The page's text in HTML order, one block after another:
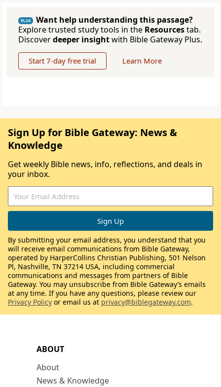
PLUS
Want help understanding this passage?
Explore trusted study tools in the Resourcestab.
Discoverdeeper insightwith Bible Gateway Plus.
Start 7-day free trial Learn More
ABOUT
About
News & Knowledge
Sign Up for Bible Gateway: News &
Knowledge
Get weekly Bible news, info, reflections, and deals in
your inbox.
By submitting your email address, you understand that you
will receive email communications from Bible Gateway,
operated by HarperCollins Christian Publishing, 501 Nelson
Pl, Nashville, TN 37214 USA, including commercial
communications and messages from partners of Bible
Gateway. You may unsubscribe from Bible Gateway’s emails
at any time. If you have any questions, please review our
Privacy Policy or email us at privacy@biblegateway.com.